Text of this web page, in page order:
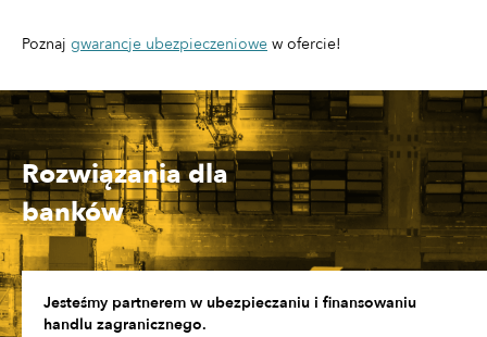
Poznaj gwarancje ubezpieczeniowe w ofercie!
Rozwiązania dla
banków
Jesteśmy partnerem w ubezpieczaniu i finansowaniu
handlu zagranicznego.